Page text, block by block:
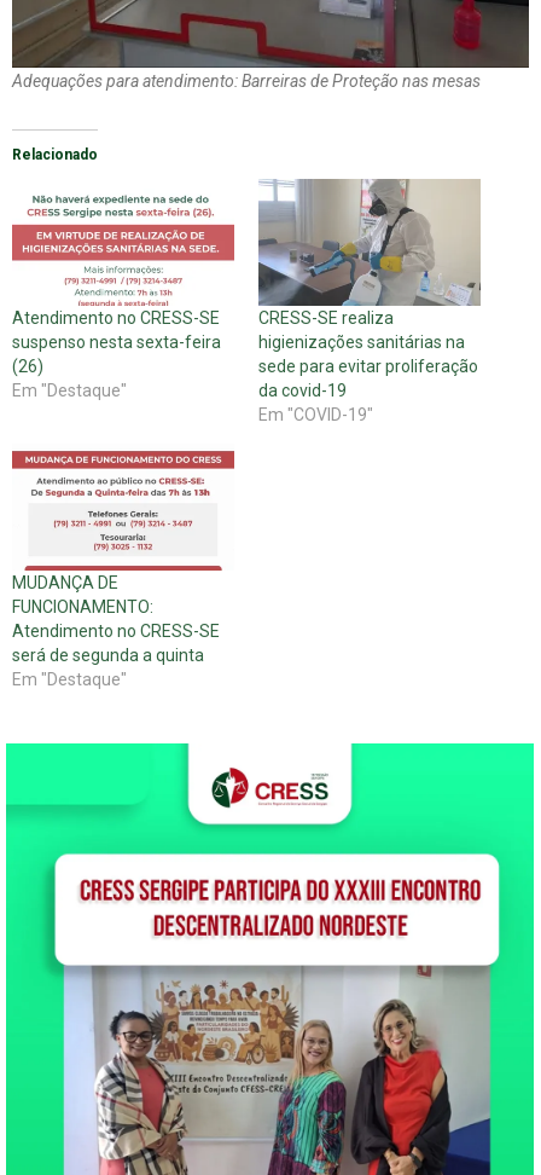
Adequações para atendimento: Barreiras de Proteção nas mesas
Relacionado
Atendimento no CRESS-SE
suspenso nesta sexta-feira
(26)
Em "Destaque"
CRESS-SE realiza
higienizações sanitárias na
sede para evitar proliferação
da covid-19
Em "COVID-19"
MUDANÇA DE
FUNCIONAMENTO:
Atendimento no CRESS-SE
será de segunda a quinta
Em "Destaque"